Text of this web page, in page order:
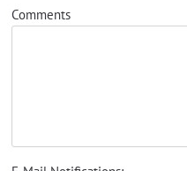
Comments